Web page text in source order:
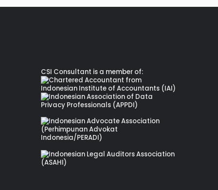
CSI Consultant is a member of: